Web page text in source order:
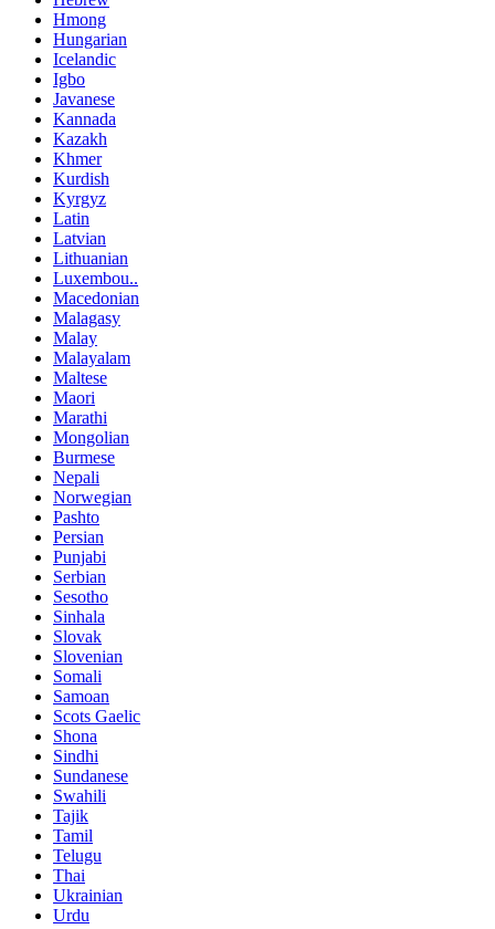
Hmong
Hungarian
Icelandic
Igbo
Javanese
Kannada
Kazakh
Khmer
Kurdish
Kyrgyz
Latin
Latvian
Lithuanian
Luxembou..
Macedonian
Malagasy
Malay
Malayalam
Maltese
Maori
Marathi
Mongolian
Burmese
Nepali
Norwegian
Pashto
Persian
Punjabi
Serbian
Sesotho
Sinhala
Slovak
Slovenian
Somali
Samoan
Scots Gaelic
Shona
Sindhi
Sundanese
Swahili
Tajik
Tamil
Telugu
Thai
Ukrainian
Urdu